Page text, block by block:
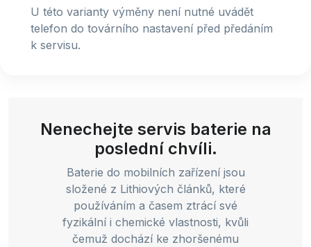
U této varianty výměny není nutné uvádět
telefon do továrního nastavení před předáním
k servisu.
Nenechejte servis baterie na
poslední chvíli.
Baterie do mobilních zařízení jsou
složené z Lithiových článků, které
používáním a časem ztrácí své
fyzikální i chemické vlastnosti, kvůli
čemuž dochází ke zhoršenému